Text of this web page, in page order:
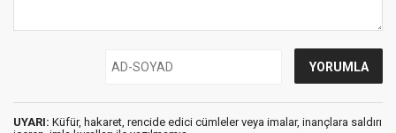
UYARI: Küfür, hakaret, rencide edici cümleler veya imalar, inançlara saldırı